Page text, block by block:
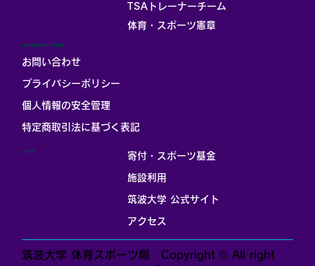
TSAトレーナーチーム
体育・スポーツ憲章
寄付・スポーツ基金
施設利用
筑波大学 公式サイト
アクセス
LINK
INFORMATION
お問い合わせ
プライバシーポリシー
個人情報の安全管理
​特定商取引法に基づく表記
筑波大学 体育スポーツ局 Copyright © All right